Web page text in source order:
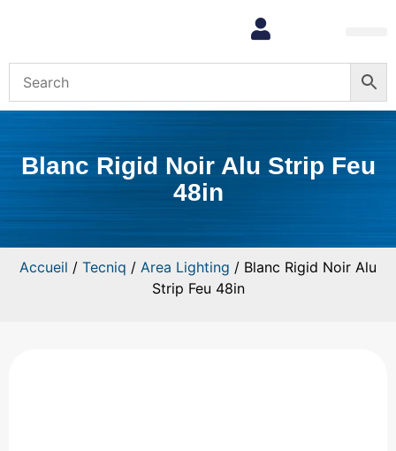
Blanc Rigid Noir Alu Strip Feu
48in
Accueil / Tecniq / Area Lighting / Blanc Rigid Noir Alu
Strip Feu 48in